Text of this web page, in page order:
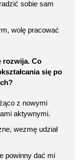
sobie sam
wolę pracować
rozwija. Co
się po
z nowymi
aktywnymi.
wezmę udział
powinny dać mi